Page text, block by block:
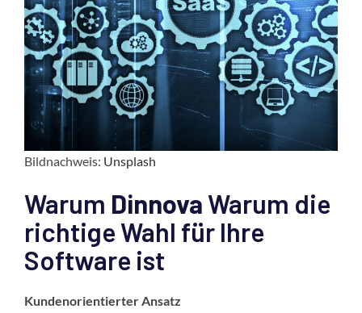
Bildnachweis: Unsplash
Warum DinnovaWarum die
richtige Wahl für Ihre
Software ist
Kundenorientierter Ansatz